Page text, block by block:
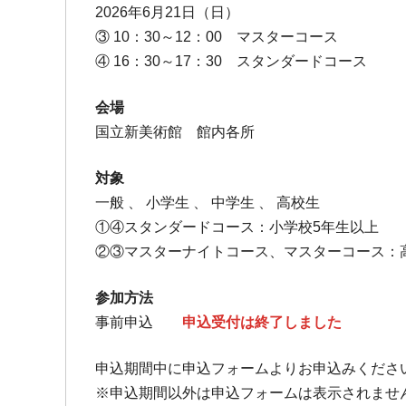
2026年6月21日（日）
③ 10 ：30～12：00 マスターコース
④ 16 ：30～17：30 スタンダードコース
会場
国立新美術館 館内各所
対象
一般 、 小学生 、 中学生 、 高校生
①④スタンダードコース：小学校5年生以上
②③マスターナイトコース、マスターコース：
参加方法
事前申込 申込受付は終了しました
申込期間中に申込フォームよりお申込みくださ
※申込期間以外は申込フォームは表示されませ